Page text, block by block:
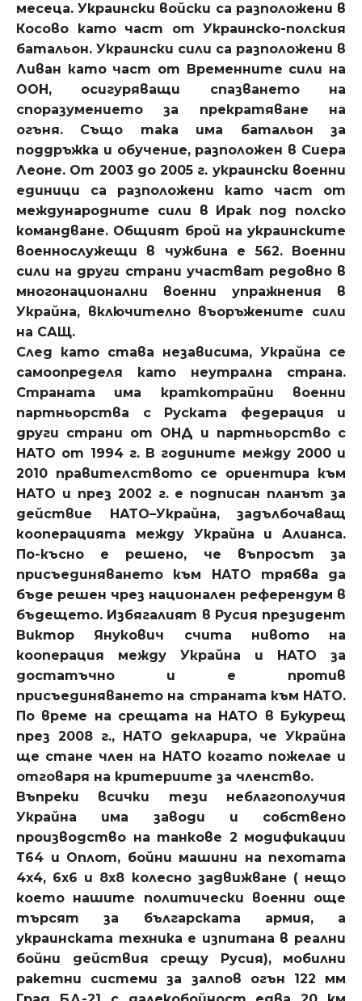
месеца. Украински войски са разположени в
Косово като част от Украинско-полския
батальон. Украински сили са разположени в
Ливан като част от Временните сили на
ООН, осигуряващи спазването на
споразумението за прекратяване на
огъня. Също така има батальон за
поддръжка и обучение, разположен в Сиера
Леоне. От 2003 до 2005 г. украински военни
единици са разположени като част от
международните сили в Ирак под полско
командване. Общият брой на украинските
военнослужещи в чужбина е 562. Военни
сили на други страни участват редовно в
многонационални военни упражнения в
Украйна, включително въоръжените сили
на САЩ.
След като става независима, Украйна се
самоопределя като неутрална страна.
Страната има краткотрайни военни
партньорства с Руската федерация и
други страни от ОНД и партньорство с
НАТО от 1994 г. В годините между 2000 и
2010 правителството се ориентира към
НАТО и през 2002 г. е подписан планът за
действие НАТО–Украйна, задълбочаващ
кооперацията между Украйна и Алианса.
По-късно е решено, че въпросът за
присъединяването към НАТО трябва да
бъде решен чрез национален референдум в
бъдещето. Избягалият в Русия президент
Виктор Янукович счита нивото на
кооперация между Украйна и НАТО за
достатъчно и е против
присъединяването на страната към НАТО.
По време на срещата на НАТО в Букурещ
през 2008 г., НАТО декларира, че Украйна
ще стане член на НАТО когато пожелае и
отговаря на критериите за членство.
Въпреки всички тези неблагополучия
Украйна има заводи и собствено
производство на танкове 2 модификации
Т64 и Оплот, бойни машини на пехотата
4х4, 6х6 и 8х8 колесно задвижване ( нещо
което нашите политически военни още
търсят за българската армия, а
украинската техника е изпитана в реални
бойни действия срещу Русия), мобилни
ракетни системи за залпов огън 122 мм